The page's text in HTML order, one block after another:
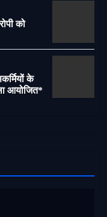
को
के
आयोजित*